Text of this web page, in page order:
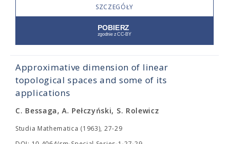
SZCZEGÓŁY
Approximative dimension of linear
topological spaces and some of its
applications
C. Bessaga, A. Pełczyński, S. Rolewicz
Studia Mathematica (1963), 27-29